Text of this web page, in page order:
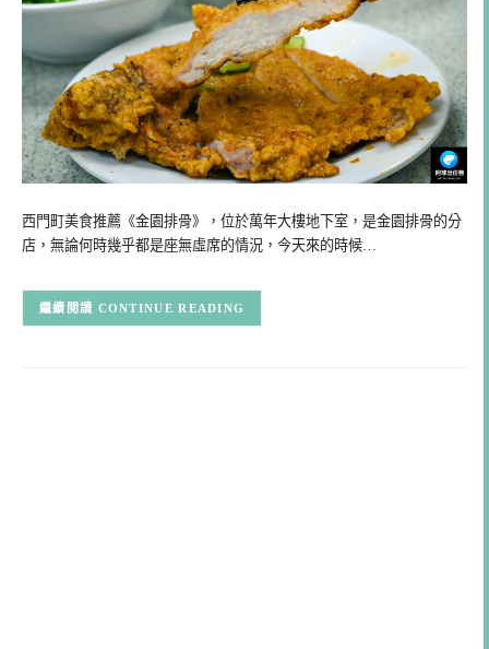
西門町美食推薦《金園排骨》，位於萬年大樓地下室，是金園排骨的分
店，無論何時幾乎都是座無虛席的情況，今天來的時候…
CONTINUE READING